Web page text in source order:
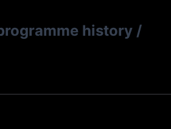
history /